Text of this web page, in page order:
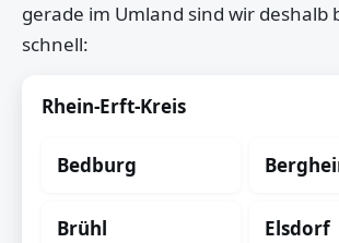
gerade im Umland sind wir deshalb
schnell:
Rhein-Erft-Kreis
Bedburg
Brühl Elsdorf